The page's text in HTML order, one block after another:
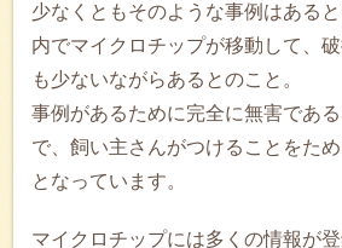
少なくともそのような事例はある
内でマイクロチップが移動して、
も少ないながらあるとのこと。
事例があるために完全に無害であ
で、飼い主さんがつけることをた
となっています。
マイクロチップには多くの情報が